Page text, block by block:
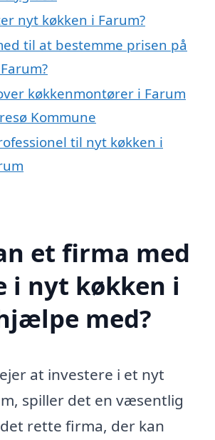
nyt køkken i Farum?
til at bestemme prisen på
køkkenmontører i Farum
Kommune
til nyt køkken i
et firma med
i nyt køkken i
med?
at investere i et nyt
spiller det en væsentlig
rette firma, der kan